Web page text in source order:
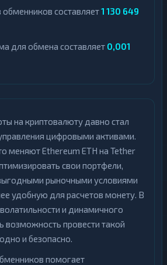
составляет1 130 649
для обмена составляет 0,001
на криптовалюту давно стал
цифровыми активами.
меняют Ethereum ETH на Tether
свои портфели,
рыночными условиями
удобную для расчетов монету. В
и динамичного
возможность провести такой
и безопасно.
помогает